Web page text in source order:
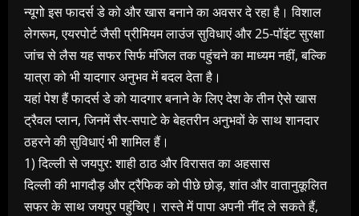
न्‍यूगो इस फादर्स डे को और खास बनाने का अवसर दे रहा है। विशाल
लेगरूम, एयरपोर्ट जैसी प्रीमियम लाउंज सुविधाएं और 25-पॉइंट सुरक्षा
जांच से लैस यह सफर सिर्फ मंजिल तक पहुंचने का माध्यम नहीं, बल्कि
यात्रा को भी यादगार अनुभव में बदल देता है।
यहां पेश हैं फादर्स डे को यादगार बनाने के लिए देश के तीन ऐसे खास
ट्रैवल प्लान, जिनमें सैर-सपाटे के बेहतरीन अनुभवों के साथ शानदार
ठहरने की सुविधाएं भी शामिल हैं।
1) दिल्ली से जयपुर: शाही ठाठ और विरासत का अहसास
दिल्ली की भागदौड़ और ट्रैफिक को पीछे छोड़, शांत और वातानुकूलित
सफर के साथ जयपुर पहुंचिए। रास्ते में पापा अपनी नींद ले सकते हैं,